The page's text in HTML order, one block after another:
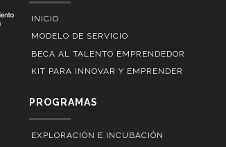
INICIO
MODELO DE SERVICIO
BECA AL TALENTO EMPRENDEDOR
KIT PARA INNOVAR Y EMPRENDER
PROGRAMAS
EXPLORACIÓN E INCUBACIÓN